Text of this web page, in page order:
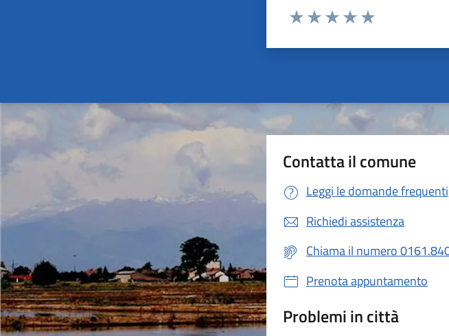
Valuta da 1 a 5 stelle la pagina
Contatta il comune
Leggi le domande frequenti
Richiedi assistenza
Chiama il numero
Prenota appuntamento
Problemi in città